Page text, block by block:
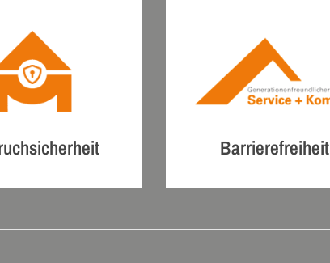
Barrierefreiheit